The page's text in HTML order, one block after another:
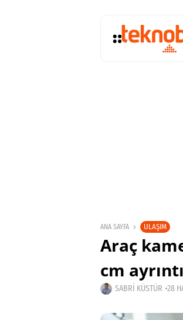
ANA SAYFA ULAŞIM
Araç
cm
SABRI KÜSTÜR 28